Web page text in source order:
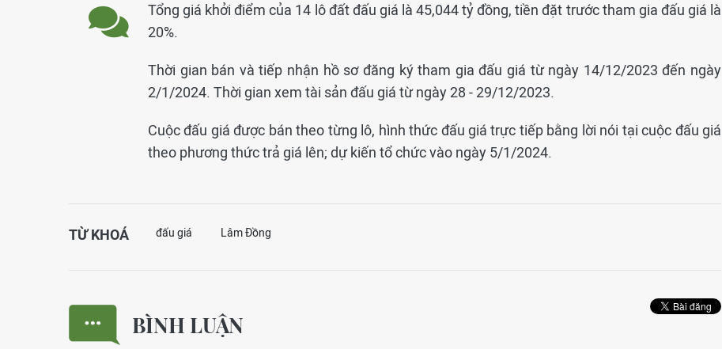
Tổng giá khởi điểm của 14 lô đất đấu giá là 45,044 tỷ đồng, tiền đặt trước tham gia đấu giá là
20%.
Thời gian bán và tiếp nhận hồ sơ đăng ký tham gia đấu giá từ ngày 14/12/2023 đến ngày
2/1/2024. Thời gian xem tài sản đấu giá từ ngày 28 - 29/12/2023.
Cuộc đấu giá được bán theo từng lô, hình thức đấu giá trực tiếp bằng lời nói tại cuộc đấu giá
theo phương thức trả giá lên; dự kiến tổ chức vào ngày 5/1/2024.
TỪ KHOÁ đấu giá Lâm Đồng
BÌNH LUẬN